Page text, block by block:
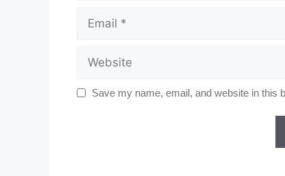
Save my name, email, and website in this